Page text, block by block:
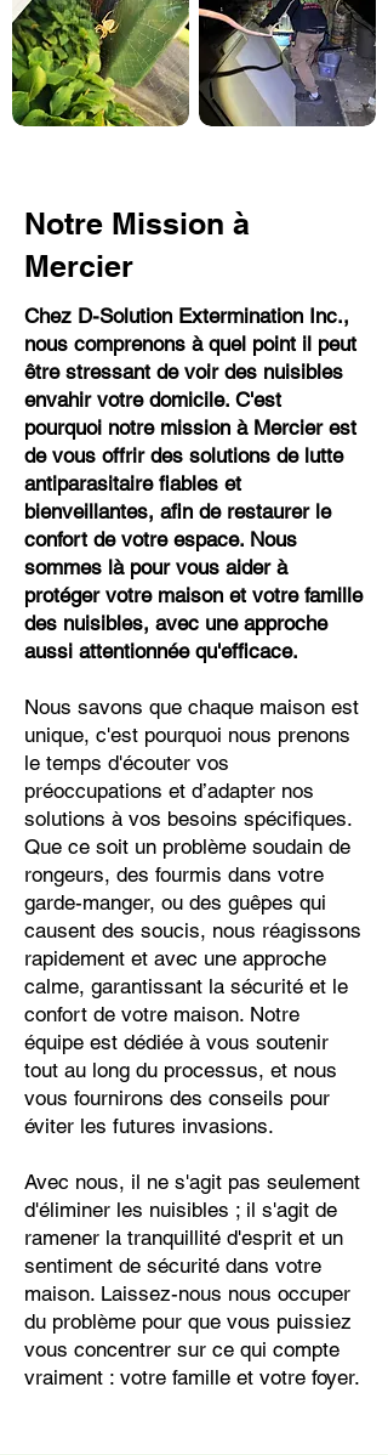
Notre Mission à
Mercier
Chez D-Solution Extermination Inc.,
nous comprenons à quel point il peut
être stressant de voir des nuisibles
envahir votre domicile. C'est
pourquoi notre mission à Mercier est
de vous offrir des solutions de lutte
antiparasitaire fiables et
bienveillantes, afin de restaurer le
confort de votre espace. Nous
sommes là pour vous aider à
protéger votre maison et votre famille
des nuisibles, avec une approche
aussi attentionnée qu'efficace.
Nous savons que chaque maison est
unique, c'est pourquoi nous prenons
le temps d'écouter vos
préoccupations et d’adapter nos
solutions à vos besoins spécifiques.
Que ce soit un problème soudain de
rongeurs, des fourmis dans votre
garde-manger, ou des guêpes qui
causent des soucis, nous réagissons
rapidement et avec une approche
calme, garantissant la sécurité et le
confort de votre maison. Notre
équipe est dédiée à vous soutenir
tout au long du processus, et nous
vous fournirons des conseils pour
éviter les futures invasions.
Avec nous, il ne s'agit pas seulement
d'éliminer les nuisibles ; il s'agit de
ramener la tranquillité d'esprit et un
sentiment de sécurité dans votre
maison. Laissez-nous nous occuper
du problème pour que vous puissiez
vous concentrer sur ce qui compte
vraiment : votre famille et votre foyer.